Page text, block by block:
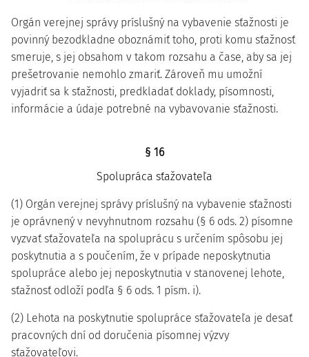
Orgán verejnej správy príslušný na vybavenie sťažnosti je
povinný bezodkladne oboznámiť toho, proti komu sťažnosť
smeruje, s jej obsahom v takom rozsahu a čase, aby sa jej
prešetrovanie nemohlo zmariť. Zároveň mu umožní
vyjadriť sa k sťažnosti, predkladať doklady, písomnosti,
informácie a údaje potrebné na vybavovanie sťažnosti.
§ 16
Spolupráca sťažovateľa
(1) Orgán verejnej správy príslušný na vybavenie sťažnosti
je oprávnený v nevyhnutnom rozsahu (§ 6 ods. 2) písomne
vyzvať sťažovateľa na spoluprácu s určením spôsobu jej
poskytnutia a s poučením, že v prípade neposkytnutia
spolupráce alebo jej neposkytnutia v stanovenej lehote,
sťažnosť odloží podľa § 6 ods. 1 písm. i).
(2) Lehota na poskytnutie spolupráce sťažovateľa je desať
pracovných dní od doručenia písomnej výzvy
sťažovateľovi.